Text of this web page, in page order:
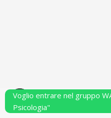
Powered by
Voglio entrare nel gruppo
Psicologia"